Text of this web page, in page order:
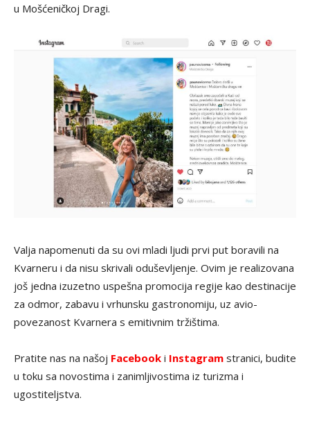
u Mošćeničkoj Dragi.
Valja napomenuti da su ovi mladi ljudi prvi put boravili na
Kvarneru i da nisu skrivali oduševljenje. Ovim je realizovana
još jedna izuzetno uspešna promocija regije kao destinacije
za odmor, zabavu i vrhunsku gastronomiju, uz avio-
povezanost Kvarnera s emitivnim tržištima.
Pratite nas na našoj Facebook i Instagram stranici, budite
u toku sa novostima i zanimljivostima iz turizma i
ugostiteljstva.